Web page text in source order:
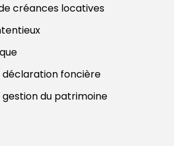
créances locatives
foncière
du patrimoine